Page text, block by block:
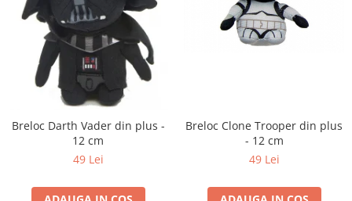
Breloc Darth Vader din plus -
12 cm
49 Lei
Breloc Clone Trooper din plus
- 12 cm
49 Lei